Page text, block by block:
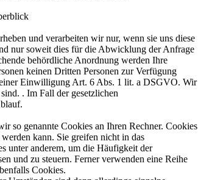
und verarbeiten wir nur, wenn sie uns diese
nur soweit dies für die Abwicklung der Anfrage
behördliche Anordnung werden Ihre
keinen Dritten Personen zur Verfügung
Einwilligung Art. 6 Abs. 1 lit. a DSGVO. Wir
. Im Fall der gesetzlichen
so genannte Cookies an Ihren Rechner. Cookies
kann. Sie greifen nicht in das
unter anderem, um die Häufigkeit der
und zu steuern. Ferner verwenden eine Reihe
Cookies.